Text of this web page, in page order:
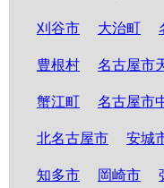
刈谷市 大治町
豊根村 名古屋市
蟹江町 名古屋市
北名古屋市 安城
知多市 岡崎市